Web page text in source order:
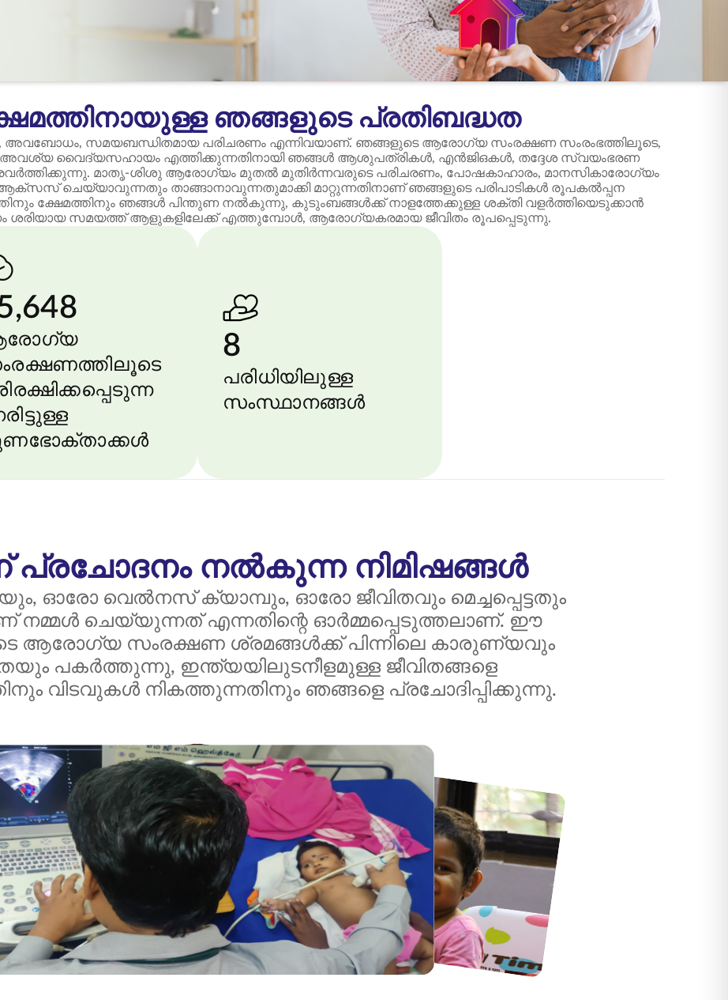
ഞങ്ങളുടെ പ്രതിബദ്ധത
സമയബന്ധിതമായ പരിചരണം എന്നിവയാണ്. ഞങ്ങളുടെ ആരോഗ്യ സംരക്ഷണ സംരംഭത്തിലൂടെ,
അവശ്യ വൈദ്യസഹായം എത്തിക്കുന്നതിനായി ഞങ്ങൾ ആശുപത്രികൾ, എൻ‌ജി‌ഒകൾ, തദ്ദേശ സ്വയംഭരണ
മാതൃ-ശിശു ആരോഗ്യം മുതൽ മുതിർന്നവരുടെ പരിചരണം, പോഷകാഹാരം, മാനസികാരോഗ്യം
ചെയ്യാവുന്നതും താങ്ങാനാവുന്നതുമാക്കി മാറ്റുന്നതിനാണ് ഞങ്ങളുടെ പരിപാടികൾ രൂപകൽപ്പന
ക്ഷേമത്തിനും ഞങ്ങൾ പിന്തുണ നൽകുന്നു, കുടുംബങ്ങൾക്ക് നാളത്തേക്കുള്ള ശക്തി വളർത്തിയെടുക്കാൻ
ശരിയായ സമയത്ത് ആളുകളിലേക്ക് എത്തുമ്പോൾ, ആരോഗ്യകരമായ ജീവിതം രൂപപ്പെടുന്നു.
8
പരിധിയിലുള്ള
സംസ്ഥാനങ്ങൾ
പ്രചോദനം നൽകുന്ന നിമിഷങ്ങൾ
ഓരോ വെൽനസ് ക്യാമ്പും, ഓരോ ജീവിതവും മെച്ചപ്പെട്ടതും
നമ്മൾ ചെയ്യുന്നത് എന്നതിന്റെ ഓർമ്മപ്പെടുത്തലാണ്. ഈ
ആരോഗ്യ സംരക്ഷണ ശ്രമങ്ങൾക്ക് പിന്നിലെ കാരുണ്യവും
പകർത്തുന്നു, ഇന്ത്യയിലുടനീളമുള്ള ജീവിതങ്ങളെ
വിടവുകൾ നികത്തുന്നതിനും ഞങ്ങളെ പ്രചോദിപ്പിക്കുന്നു.